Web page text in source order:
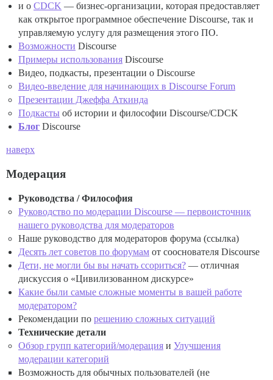
и о CDCK — бизнес-организации, которая предоставляет
как открытое программное обеспечение Discourse, так и
управляемую услугу для размещения этого ПО.
Возможности Discourse
Примеры использования Discourse
Видео, подкасты, презентации о Discourse
Видео-введение для начинающих в Discourse Forum
Презентации Джеффа Аткинда
Подкасты об истории и философии Discourse/CDCK
Блог Discourse
наверх
Модерация
Руководства / Философия
Руководство по модерации Discourse — первоисточник
нашего руководства для модераторов
Наше руководство для модераторов форума (ссылка)
Десять лет советов по форумам от сооснователя Discourse
Дети, не могли бы вы начать ссориться? — отличная
дискуссия о «Цивилизованном дискурсе»
Какие были самые сложные моменты в вашей работе
модератором?
Рекомендации по решению сложных ситуаций
Технические детали
Обзор групп категорий/модерация и Улучшения
модерации категорий
Возможность для обычных пользователей (не